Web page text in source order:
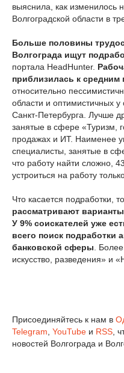
выяснила, как изменилось
Волгоградской области в
Больше половины
Волгограда ищут
портала HeadHunter.
приблизилась к средним
относительно
области и оптимистичных
Санкт-Петербурга. Лучше
занятые в сфере «Туризм,
продажах и ИТ. Наименее
специалисты, занятые в
что работу найти сложно,
устроиться на работу
Что касается подработки, то
рассматривают
У 9% соискателей уже
всего поиск подработки
банковской сферы .
искусство, разведения» и
Присоединяйтесь к нам в
Telegram YouTube и RSS ,
новостей Волгограда и